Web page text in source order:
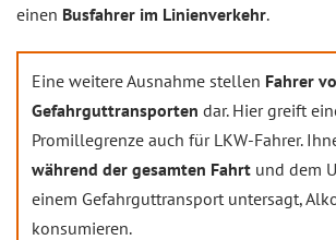
einen Busfahrer im Linienverkehr.
Eine weitere Ausnahme stellen Fahrer
Gefahrguttransporten dar. Hier greift
Promillegrenze auch für LKW-Fahrer.
während der gesamten Fahrt und dem
einem Gefahrguttransport untersagt,
konsumieren.